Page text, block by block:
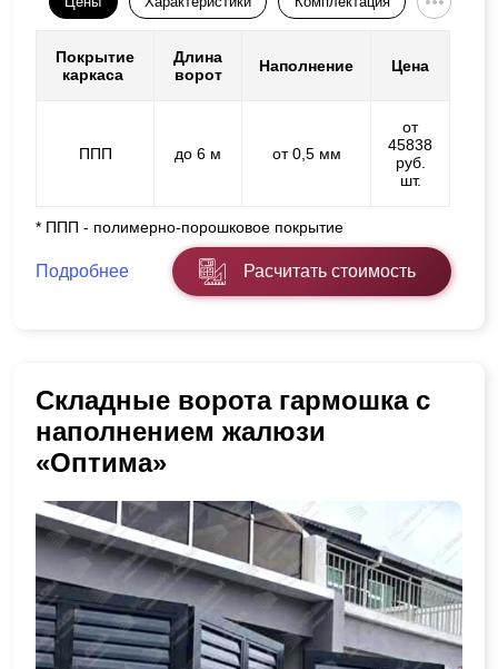
Покрытие
каркаса
Длина
ворот
Наполнение Цена
ППП до 6 м от 0,5 мм
от
45838
руб.
шт.
* ППП - полимерно-порошковое покрытие
Подробнее Расчитать стоимость
Складные ворота гармошка с
наполнением жалюзи
«Оптима»